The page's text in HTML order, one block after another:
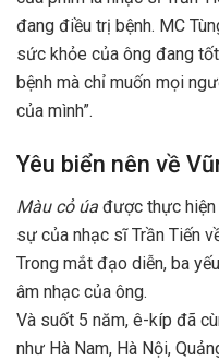
đang điều trị bệnh. MC
sức khỏe của ông đang
bệnh mà chỉ muốn mọi
của mình”.
Yêu biển nên về
Màu cỏ úa được thực hiện
sự của nhạc sĩ Trần Tiến
Trong mắt đạo diễn, ba
âm nhạc của ông.
Và suốt 5 năm, ê-kíp đã
như Hà Nam, Hà Nội,